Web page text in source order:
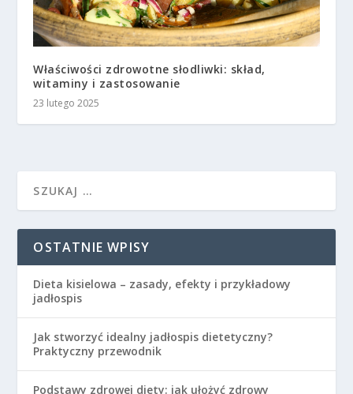
Właściwości zdrowotne słodliwki: skład,
witaminy i zastosowanie
23 lutego 2025
OSTATNIE WPISY
Dieta kisielowa – zasady, efekty i przykładowy
jadłospis
Jak stworzyć idealny jadłospis dietetyczny?
Praktyczny przewodnik
Podstawy zdrowej diety: jak ułożyć zdrowy